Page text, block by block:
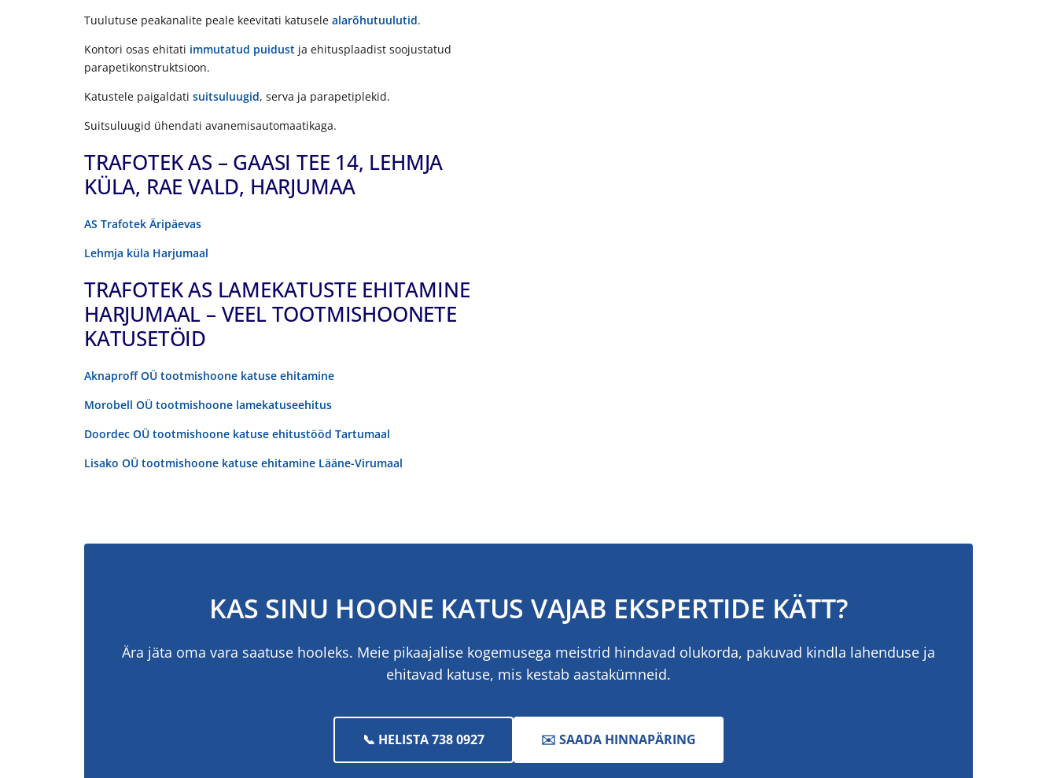
Tuulutuse peakanalite peale keevitati katusele alarõhutuulutid.
Kontori osas ehitati immutatud puidust ja ehitusplaadist soojustatud
parapetikonstruktsioon.
Katustele paigaldati suitsuluugid, serva ja parapetiplekid.
Suitsuluugid ühendati avanemisautomaatikaga.
TRAFOTEK AS – GAASI TEE 14, LEHMJA
KÜLA, RAE VALD, HARJUMAA
AS Trafotek Äripäevas
Lehmja küla Harjumaal
TRAFOTEK AS LAMEKATUSTE EHITAMINE
HARJUMAAL – VEEL TOOTMISHOONETE
KATUSETÖID
Aknaproff OÜ tootmishoone katuse ehitamine
Morobell OÜ tootmishoone lamekatuseehitus
Doordec OÜ tootmishoone katuse ehitustööd Tartumaal
Lisako OÜ tootmishoone katuse ehitamine Lääne-Virumaal
KAS SINU HOONE KATUS VAJAB EKSPERTIDE KÄTT?
Ära jäta oma vara saatuse hooleks. Meie pikaajalise kogemusega meistrid hindavad olukorda, pakuvad kindla lahenduse ja
ehitavad katuse, mis kestab aastakümneid.
📞 HELISTA 738 0927 ✉️ SAADA HINNAPÄRING